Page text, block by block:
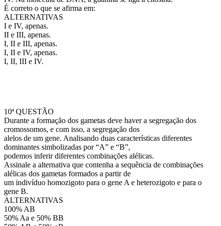
É correto o que se afirma em:
ALTERNATIVAS
I e IV, apenas.
II e III, apenas.
I, II e III, apenas.
I, II e IV, apenas.
I, II, III e IV.
10ª QUESTÃO
Durante a formação dos gametas deve haver a segregação dos
cromossomos, e com isso, a segregação dos
alelos de um gene. Analisando duas características diferentes
dominantes simbolizadas por “A” e “B”,
podemos inferir diferentes combinações alélicas.
Assinale a alternativa que contenha a sequência de combinações
alélicas dos gametas formados a partir de
um indivíduo homozigoto para o gene A e heterozigoto e para o
gene B.
ALTERNATIVAS
100% AB
50% Aa e 50% BB